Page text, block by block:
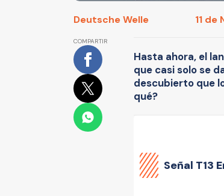
Deutsche Welle 11
COMPARTIR
Hasta ahora, el
que casi solo se
descubierto que
qué?
Señal T13